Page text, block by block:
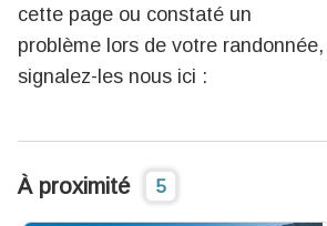
cette page ou constaté un
problème lors de votre randonnée,
signalez-les nous ici :
À proximité 5